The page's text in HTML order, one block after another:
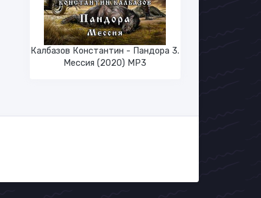
Калбазов Константин - Пандора 3.
Мессия (2020) MP3